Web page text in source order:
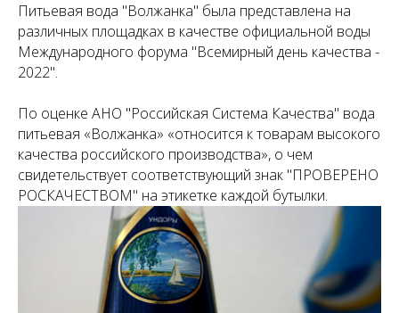
Питьевая вода "Волжанка" была представлена на
различных площадках в качестве официальной воды
Международного форума "Всемирный день качества -
2022".
По оценке АНО "Российская Система Качества" вода
питьевая «Волжанка» «относится к товарам высокого
качества российского производства», о чем
свидетельствует соответствующий знак "ПРОВЕРЕНО
РОСКАЧЕСТВОМ" на этикетке каждой бутылки.